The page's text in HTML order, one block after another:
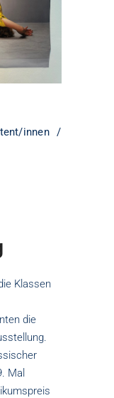
innen
Klassen
die
Mal